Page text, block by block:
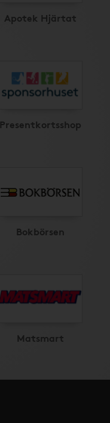
Apotek Hjärtat
Presentkortsshop
Bokbörsen
Matsmart